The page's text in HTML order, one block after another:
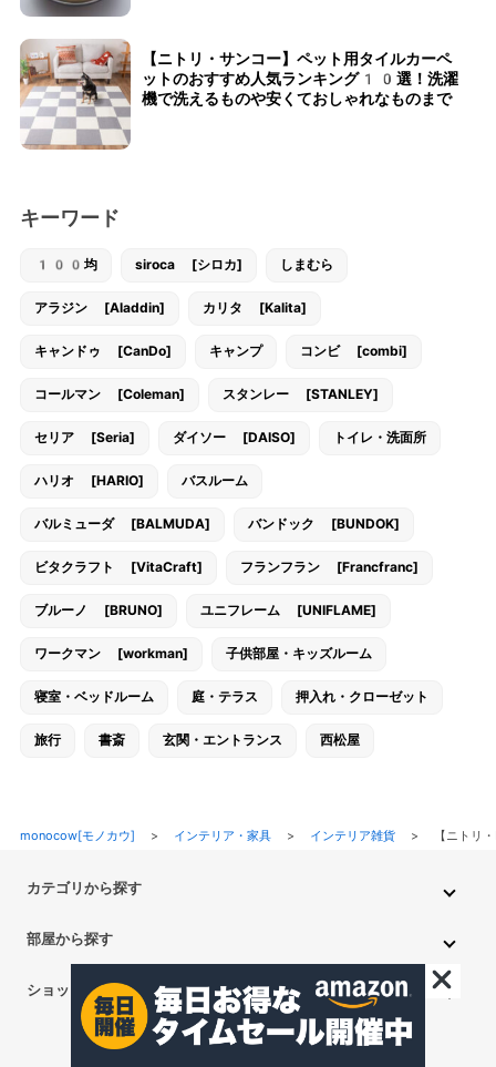
【ニトリ・サンコー】ペット用タイルカーペ
ットのおすすめ人気ランキング10選！洗濯
機で洗えるものや安くておしゃれなものまで
キーワード
100均 siroca [シロカ] しまむら
アラジン [Aladdin] カリタ [Kalita]
キャンドゥ [CanDo] キャンプ コンビ [combi]
コールマン [Coleman] スタンレー [STANLEY]
セリア [Seria] ダイソー [DAISO] トイレ・洗面所
ハリオ [HARIO] バスルーム
バルミューダ [BALMUDA] バンドック [BUNDOK]
ビタクラフト [VitaCraft] フランフラン [Francfranc]
ブルーノ [BRUNO] ユニフレーム [UNIFLAME]
ワークマン [workman] 子供部屋・キッズルーム
寝室・ベッドルーム 庭・テラス 押入れ・クローゼット
旅行 書斎 玄関・エントランス 西松屋
monocow[モノカウ] > インテリア・家具> インテリア雑貨> 【ニトリ
カテゴリから探す
PC・スマホ・通信 DIY・ガーデニング ファッション
ペット用品 ベビー・キッズ 車・バイク 趣味・ホビー
不用品回収・買取
部屋から探す
キッチン用品
子供部屋・キッズルーム 寝室・ベッドルーム 書斎
トイレ・洗面所
ショップから探す
無印良品 IKEA フランフラン CAINZ DAISO